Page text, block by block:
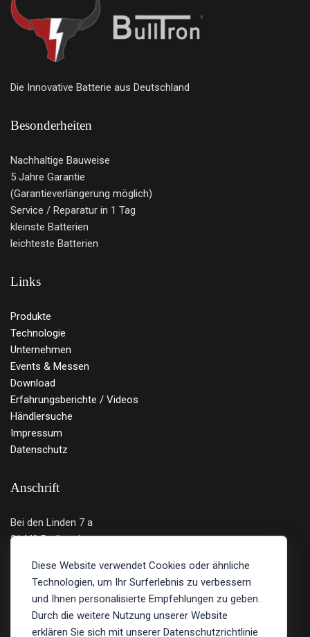
Die Innovative Batterie aus Deutschland
Besonderheiten
Nachhaltige Bauweise
5 Jahre Garantie
(Garantieverlängerung möglich)
Service / Reparatur in 1 Tag
kleinste Batterien
leichteste Batterien
Links
Produkte
Technologie
Unternehmen
Events & Messen
Download
Erfahrungsberichte / Videos
Händlersuche
Impressum
Datenschutz
Anschrift
Bei den Linden 7 a
21449 Radbruch
Tel.: 04131 - 219 12 89
E-Mail:info@bulltron.de
Diese Website verwendet Cookies oder ähnliche
Technologien, um Ihr Surferlebnis zu verbessern
und Ihnen personalisierte Empfehlungen zu geben.
Durch die weitere Nutzung unserer Website
erklären Sie sich mit unserer Datenschutzrichtlinie